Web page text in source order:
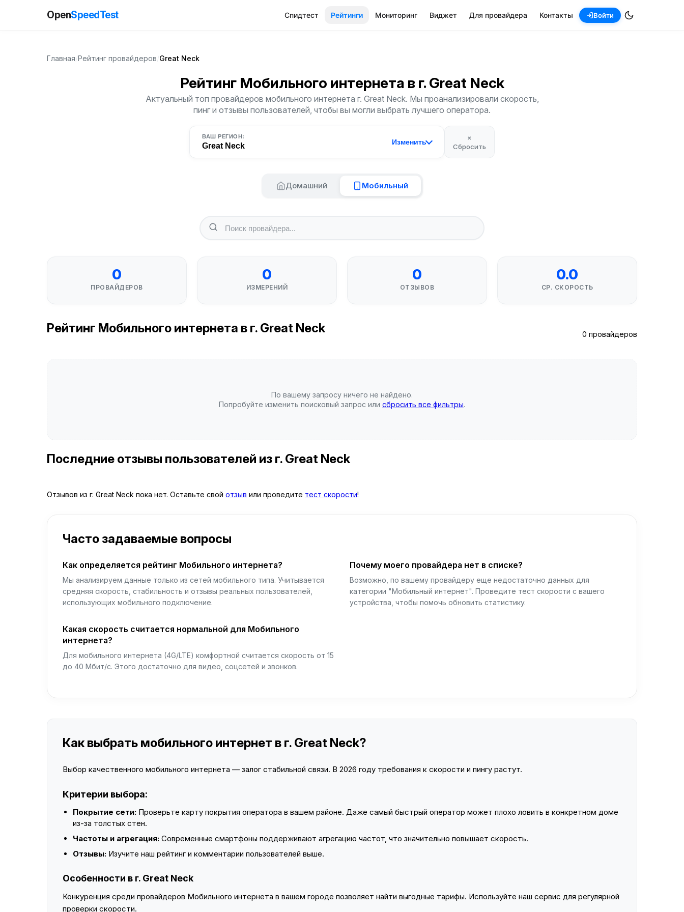
OpenSpeedTest Спидтест Рейтинги Мониторинг Виджет Для провайдера Контакты Войти
Главная Рейтинг провайдеров Great Neck
Рейтинг Мобильного интернета в г. Great Neck
Актуальный топ провайдеров мобильного интернета г. Great Neck. Мы проанализировали скорость,
пинг и отзывы пользователей, чтобы вы могли выбрать лучшего оператора.
ВАШ РЕГИОН:
Great Neck Изменить
×
Сбросить
Домашний Мобильный
0
ПРОВАЙДЕРОВ
0
ИЗМЕРЕНИЙ
0
ОТЗЫВОВ
0.0
СР. СКОРОСТЬ
Рейтинг Мобильного интернета в г. Great Neck 0 провайдеров
По вашему запросу ничего не найдено.
Попробуйте изменить поисковый запрос или сбросить все фильтры.
Последние отзывы пользователей из г. Great Neck
Отзывов из г. Great Neck пока нет. Оставьте свой отзыв или проведите тест скорости!
Часто задаваемые вопросы
Как определяется рейтинг Мобильного интернета?
Мы анализируем данные только из сетей мобильного типа. Учитывается
средняя скорость, стабильность и отзывы реальных пользователей,
использующих мобильного подключение.
Почему моего провайдера нет в списке?
Возможно, по вашему провайдеру еще недостаточно данных для
категории "Мобильный интернет". Проведите тест скорости с вашего
устройства, чтобы помочь обновить статистику.
Какая скорость считается нормальной для Мобильного
интернета?
Для мобильного интернета (4G/LTE) комфортной считается скорость от 15
до 40 Мбит/с. Этого достаточно для видео, соцсетей и звонков.
Как выбрать мобильного интернет в г. Great Neck?
Выбор качественного мобильного интернета — залог стабильной связи. В 2026 году требования к скорости и пингу растут.
Критерии выбора:
Покрытие сети: Проверьте карту покрытия оператора в вашем районе. Даже самый быстрый оператор может плохо ловить в конкретном доме
из-за толстых стен.
Частоты и агрегация: Современные смартфоны поддерживают агрегацию частот, что значительно повышает скорость.
Отзывы: Изучите наш рейтинг и комментарии пользователей выше.
Особенности в г. Great Neck
Конкуренция среди провайдеров Мобильного интернета в вашем городе позволяет найти выгодные тарифы. Используйте наш сервис для регулярной
проверки скорости.